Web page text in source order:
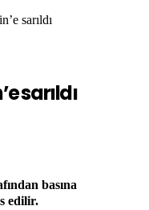
sarıldı
sarıldı
basına
edilir.